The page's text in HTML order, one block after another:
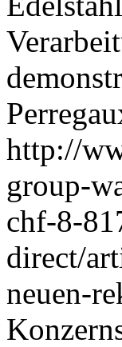
http://
group-
chf-8-
direct/
neuen-